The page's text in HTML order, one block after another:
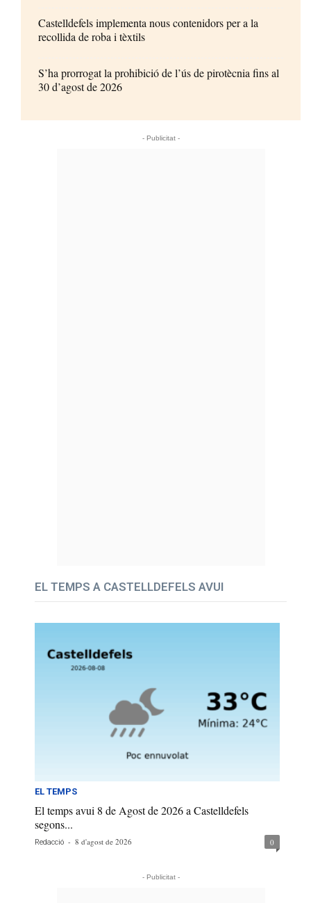
Castelldefels implementa nous contenidors per a la
recollida de roba i tèxtils
S’ha prorrogat la prohibició de l’ús de pirotècnia fins al
30 d’agost de 2026
- Publicitat -
EL TEMPS A CASTELLDEFELS AVUI
EL TEMPS
El temps avui 8 de Agost de 2026 a Castelldefels
segons...
Redacció - 8 d'agost de 2026 0
- Publicitat -